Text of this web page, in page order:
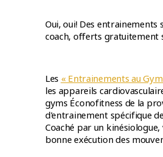
Oui, oui! Des entrainements
coach, offerts gratuitement
Les « Entrainements au
les appareils
gyms Éconofitness de la
d'entrainement spécifique
Coaché par un
bonne exécution des